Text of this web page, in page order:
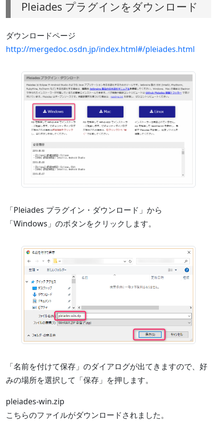
Pleiades プラグインをダウンロード
ダウンロードページ
http://mergedoc.osdn.jp/index.html#/pleiades.html
「Pleiades プラグイン・ダウンロード」から
「Windows」のボタンをクリックします。
「名前を付けて保存」のダイアログが出てきますので、好
みの場所を選択して「保存」を押します。
pleiades-win.zip
こちらのファイルがダウンロードされました。